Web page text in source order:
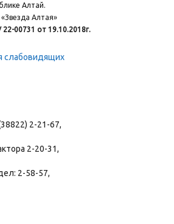
Алтай.
Алтая»
00731 от 19.10.2018г.
слабовидящих
2-21-67,
2-20-31,
2-58-57,